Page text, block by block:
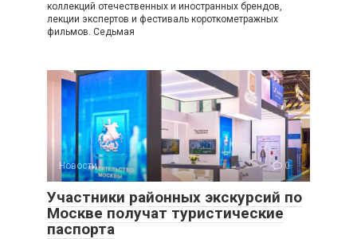
коллекций отечественных и иностранных брендов,
лекции экспертов и фестиваль короткометражных
фильмов. Седьмая
Новости 0
Участники районных экскурсий по
Москве получат туристические
паспорта